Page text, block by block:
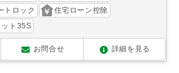
トロック
住宅ローン控除
ット35S
お問合せ 詳細を見る